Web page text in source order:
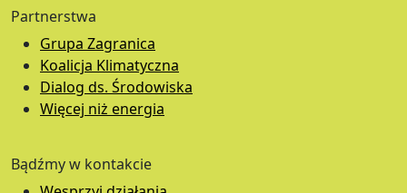
Partnerstwa
Grupa Zagranica
Koalicja Klimatyczna
Dialog ds. Środowiska
Więcej niż energia
Bądźmy w kontakcie